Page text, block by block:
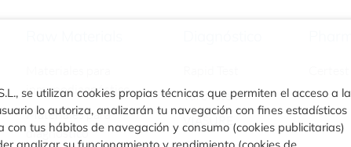
inmunodiagnóstico
Materiales para
diagnóstico
Turbilatex
VIASURE
se utilizan cookies propias técnicas que permiten el acceso a la
lo autoriza, analizarán tu navegación con fines estadísticos
tus hábitos de navegación y consumo (cookies publicitarias)